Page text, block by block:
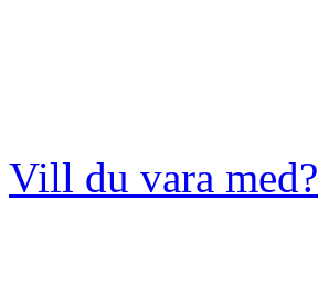
Vill du vara med?